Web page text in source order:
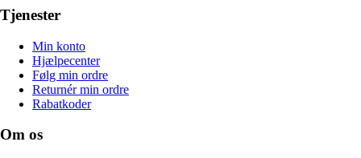
Tjenester
Min konto
Hjælpecenter
Følg min ordre
Returnér min ordre
Rabatkoder
Om os